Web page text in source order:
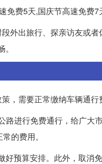
免费5天,国庆节高速免费7
外出旅行、探亲访友或
，需要正常缴纳车辆通行
路进行免费通行，给广
的费用。
预算安排。此外，取消